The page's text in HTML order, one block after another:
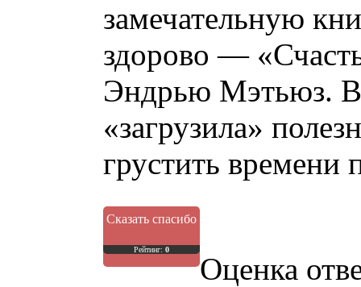
замечательную
здорово —
Эндрью Мэтьюз.
«загрузила»
грустить
Сказать спасибо
Рейтинг: 0
Оценка